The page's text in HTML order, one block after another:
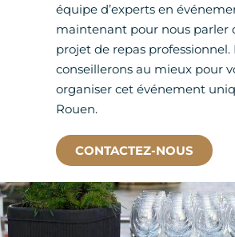
équipe d’experts en
maintenant pour nous parler
projet de repas professionnel.
conseillerons au mieux pour
organiser cet événement
Rouen.
CONTACTEZ-NOUS